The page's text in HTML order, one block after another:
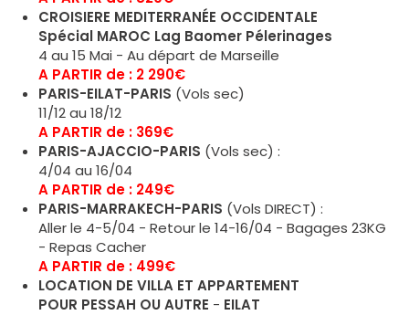
CROISIERE MEDITERRANÉE OCCIDENTALE
Spécial MAROC Lag Baomer Pélerinages
4 au 15 Mai - Au départ de Marseille
A PARTIR de : 2 290€
PARIS-EILAT-PARIS (Vols sec)
11/12 au 18/12
A PARTIR de : 369€
PARIS-AJACCIO-PARIS (Vols sec) :
4/04 au 16/04
A PARTIR de : 249€
PARIS-MARRAKECH-PARIS (Vols DIRECT) :
Aller le 4-5/04 - Retour le 14-16/04 - Bagages 23KG
- Repas Cacher
A PARTIR de : 499€
LOCATION DE VILLA ET APPARTEMENT
POUR PESSAH OU AUTRE - EILAT